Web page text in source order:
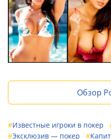
Обзор
#Известные игроки в покер
#Эксклюзив — покер #